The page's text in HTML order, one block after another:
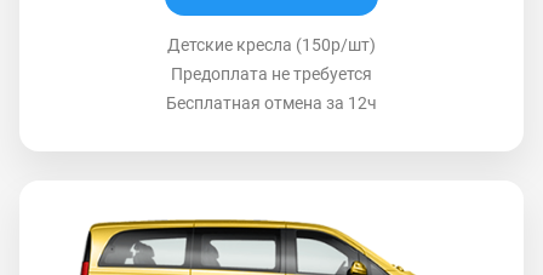
Детские кресла (150р/шт)
Предоплата не требуется
Бесплатная отмена за 12ч